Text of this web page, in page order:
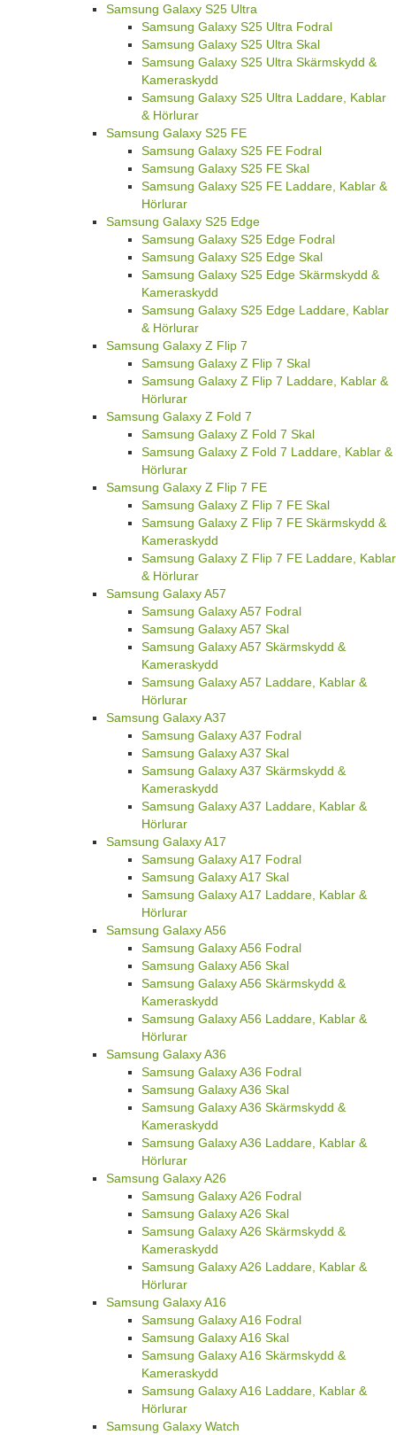
Samsung Galaxy S25 Ultra
Samsung Galaxy S25 Ultra Fodral
Samsung Galaxy S25 Ultra Skal
Samsung Galaxy S25 Ultra Skärmskydd &
Kameraskydd
Samsung Galaxy S25 Ultra Laddare, Kablar
& Hörlurar
Samsung Galaxy S25 FE
Samsung Galaxy S25 FE Fodral
Samsung Galaxy S25 FE Skal
Samsung Galaxy S25 FE Laddare, Kablar &
Hörlurar
Samsung Galaxy S25 Edge
Samsung Galaxy S25 Edge Fodral
Samsung Galaxy S25 Edge Skal
Samsung Galaxy S25 Edge Skärmskydd &
Kameraskydd
Samsung Galaxy S25 Edge Laddare, Kablar
& Hörlurar
Samsung Galaxy Z Flip 7
Samsung Galaxy Z Flip 7 Skal
Samsung Galaxy Z Flip 7 Laddare, Kablar &
Hörlurar
Samsung Galaxy Z Fold 7
Samsung Galaxy Z Fold 7 Skal
Samsung Galaxy Z Fold 7 Laddare, Kablar &
Hörlurar
Samsung Galaxy Z Flip 7 FE
Samsung Galaxy Z Flip 7 FE Skal
Samsung Galaxy Z Flip 7 FE Skärmskydd &
Kameraskydd
Samsung Galaxy Z Flip 7 FE Laddare, Kablar
& Hörlurar
Samsung Galaxy A57
Samsung Galaxy A57 Fodral
Samsung Galaxy A57 Skal
Samsung Galaxy A57 Skärmskydd &
Kameraskydd
Samsung Galaxy A57 Laddare, Kablar &
Hörlurar
Samsung Galaxy A37
Samsung Galaxy A37 Fodral
Samsung Galaxy A37 Skal
Samsung Galaxy A37 Skärmskydd &
Kameraskydd
Samsung Galaxy A37 Laddare, Kablar &
Hörlurar
Samsung Galaxy A17
Samsung Galaxy A17 Fodral
Samsung Galaxy A17 Skal
Samsung Galaxy A17 Laddare, Kablar &
Hörlurar
Samsung Galaxy A56
Samsung Galaxy A56 Fodral
Samsung Galaxy A56 Skal
Samsung Galaxy A56 Skärmskydd &
Kameraskydd
Samsung Galaxy A56 Laddare, Kablar &
Hörlurar
Samsung Galaxy A36
Samsung Galaxy A36 Fodral
Samsung Galaxy A36 Skal
Samsung Galaxy A36 Skärmskydd &
Kameraskydd
Samsung Galaxy A36 Laddare, Kablar &
Hörlurar
Samsung Galaxy A26
Samsung Galaxy A26 Fodral
Samsung Galaxy A26 Skal
Samsung Galaxy A26 Skärmskydd &
Kameraskydd
Samsung Galaxy A26 Laddare, Kablar &
Hörlurar
Samsung Galaxy A16
Samsung Galaxy A16 Fodral
Samsung Galaxy A16 Skal
Samsung Galaxy A16 Skärmskydd &
Kameraskydd
Samsung Galaxy A16 Laddare, Kablar &
Hörlurar
Samsung Galaxy Watch